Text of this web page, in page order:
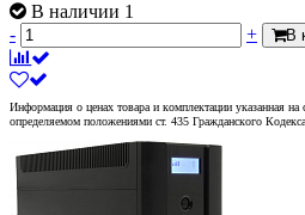
В наличии 1
-
+ В
Информация о ценах товара и комплектации указанная на
определяемом положениями ст. 435 Гражданского